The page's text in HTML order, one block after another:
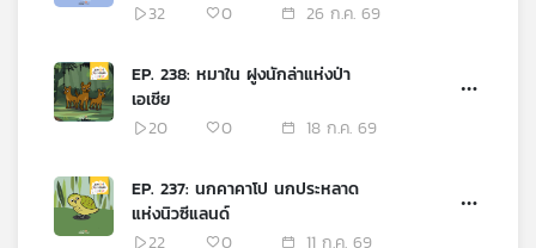
แผนที่
32
0 26 ก.ค. 69
EP. 238: หมาใน ฝูงนักล่าแห่งป่า
เอเชีย
20
0 18 ก.ค. 69
EP. 237: นกคาคาโป นกประหลาด
แห่งนิวซีแลนด์